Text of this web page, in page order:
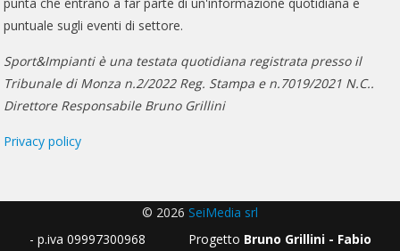
puntuale sugli eventi di settore.
Sport&Impianti è una testata quotidiana registrata presso il
Tribunale di Monza n.2/2022 Reg. Stampa e n.7019/2021 N.C..
Direttore Responsabile Bruno Grillini
Privacy policy
© 2026 SeiMedia srl
- p.iva 09997300968 Progetto Bruno Grillini - Fabio